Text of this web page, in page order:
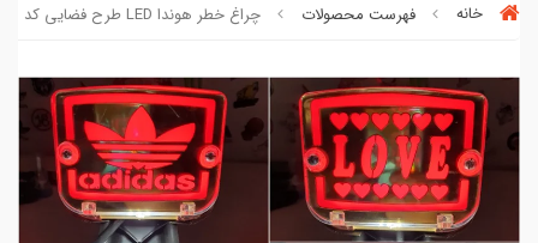
خانه فهرست محصولات چراغ خطر هوندا LED طرح فضایی کد ۶۸۰۱۲۶۶